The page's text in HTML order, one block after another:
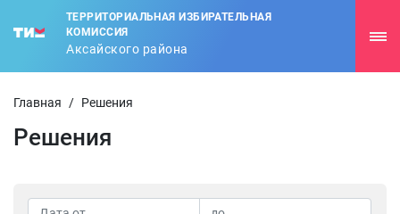
ТЕРРИТОРИАЛЬНАЯ ИЗБИРАТЕЛЬНАЯ
КОМИССИЯ
Аксайского района
Главная / Решения
Решения